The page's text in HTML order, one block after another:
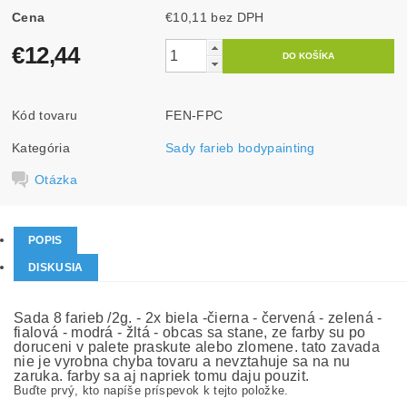
Cena €10,11 bez DPH
€12,44
Kód tovaru FEN-FPC
Kategória Sady farieb bodypainting
Otázka
POPIS
DISKUSIA
Sada 8 farieb /2g. - 2x biela -čierna - červená - zelená -
fialová - modrá - žltá - obcas sa stane, ze farby su po
doruceni v palete praskute alebo zlomene. tato zavada
nie je vyrobna chyba tovaru a nevztahuje sa na nu
zaruka. farby sa aj napriek tomu daju pouzit.
Buďte prvý, kto napíše príspevok k tejto položke.